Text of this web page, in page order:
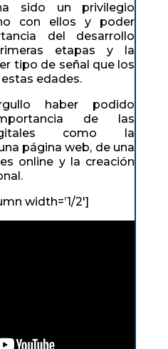
sido un privilegio
con ellos y poder
del desarrollo
etapas y la
tipo de señal que los
edades.
haber podido
de las
como la
página web, de una
online y la creación
width=’1/2′]